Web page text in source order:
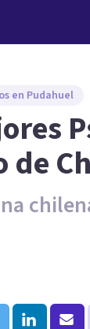
en Pudahuel
de